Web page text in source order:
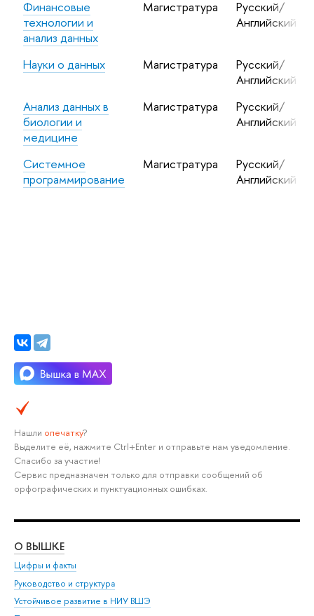
Финансовые
технологии и
анализ данных
Магистратура
Русский/
Английский
Науки о данных Магистратура
Русский/
Английский
Анализ данных в
биологии и
медицине
Магистратура
Русский/
Английский
Системное
программирование
Магистратура
Русский/
Английский
Нашли опечатку?
Выделите её, нажмите Ctrl+Enter и отправьте нам уведомление.
Спасибо за участие!
Сервис предназначен только для отправки сообщений об
орфографических и пунктуационных ошибках.
О ВЫШКЕ
Цифры и факты
Руководство и структура
Устойчивое развитие в НИУ ВШЭ